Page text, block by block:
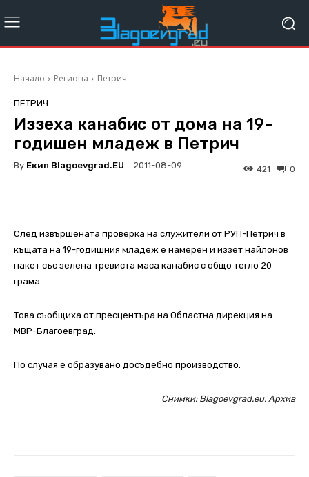
Начало Региона Петрич
ПЕТРИЧ
Иззеха канабис от дома на 19-
годишен младеж в Петрич
By Екип Blagoevgrad.EU 2011-08-09 0
421
След извършената проверка на служители от РУП-Петрич в
къщата на 19-годишния младеж е намерен и иззет найлонов
пакет със зелена тревиста маса канабис с общо тегло 20
грама.
Това съобщиха от пресцентъра на Областна дирекция на
МВР-Благоевград.
По случая е образувано досъдебно производство.
Снимки: Blagoevgrad.eu, Архив